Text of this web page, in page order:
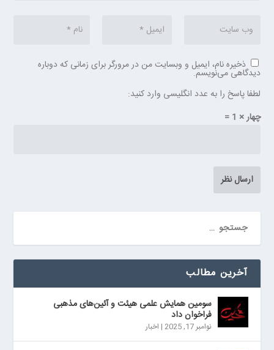
ذخیره نام، ایمیل و وبسایت من در مرورگر برای زمانی که دوباره
دیدگاهی می‌نویسم.
لطفا پاسخ را به عدد انگلیسی وارد کنید:
چهار × 1 =
آخرین مطالب
سومین همایش علمی هیئت و آئین‌های مذهبی
فراخوان داد
نوامبر 17, 2025 | اخبار